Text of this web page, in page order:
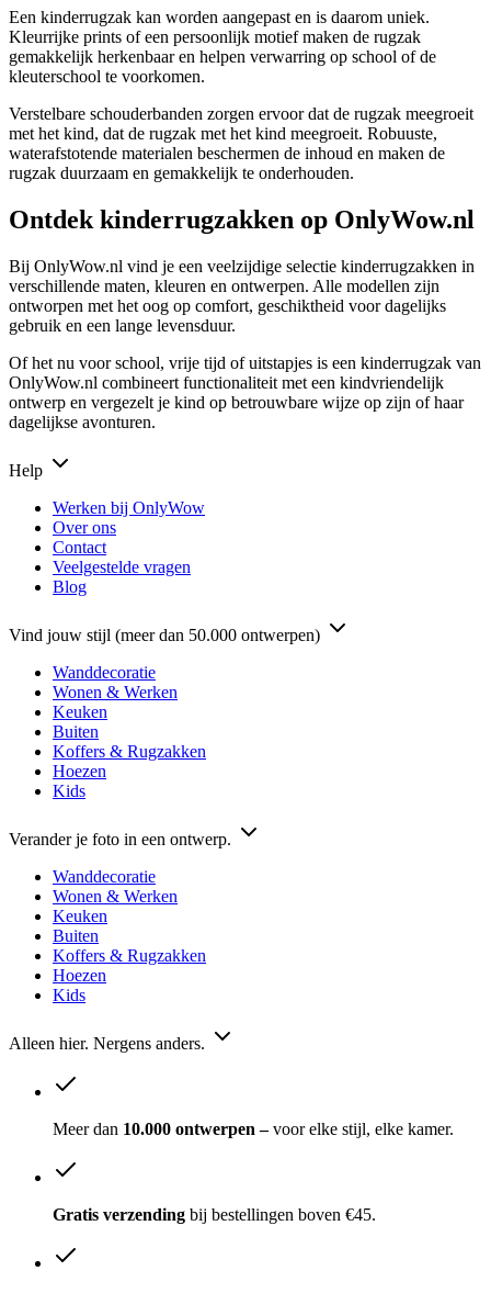
Een kinderrugzak kan worden aangepast en is daarom uniek.
Kleurrijke prints of een persoonlijk motief maken de rugzak
gemakkelijk herkenbaar en helpen verwarring op school of de
kleuterschool te voorkomen.
Verstelbare schouderbanden zorgen ervoor dat de rugzak meegroeit
met het kind, dat de rugzak met het kind meegroeit. Robuuste,
waterafstotende materialen beschermen de inhoud en maken de
rugzak duurzaam en gemakkelijk te onderhouden.
Ontdek kinderrugzakken op OnlyWow.nl
Bij OnlyWow.nl vind je een veelzijdige selectie kinderrugzakken in
verschillende maten, kleuren en ontwerpen. Alle modellen zijn
ontworpen met het oog op comfort, geschiktheid voor dagelijks
gebruik en een lange levensduur.
Of het nu voor school, vrije tijd of uitstapjes is een kinderrugzak van
OnlyWow.nl combineert functionaliteit met een kindvriendelijk
ontwerp en vergezelt je kind op betrouwbare wijze op zijn of haar
dagelijkse avonturen.
Help
Werken bij OnlyWow
Over ons
Contact
Veelgestelde vragen
Blog
Vind jouw stijl (meer dan 50.000 ontwerpen)
Wanddecoratie
Wonen & Werken
Keuken
Buiten
Koffers & Rugzakken
Hoezen
Kids
Verander je foto in een ontwerp.
Wanddecoratie
Wonen & Werken
Keuken
Buiten
Koffers & Rugzakken
Hoezen
Kids
Alleen hier. Nergens anders.
Meer dan 10.000 ontwerpen –voor elke stijl, elke kamer.
Gratis verzending bij bestellingen boven €45.